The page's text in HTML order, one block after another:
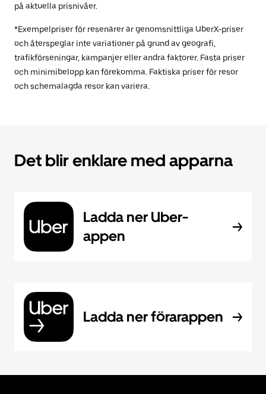
på aktuella prisnivåer.
*Exempelpriser för resenärer är genomsnittliga UberX-priser
och återspeglar inte variationer på grund av geografi,
trafikförseningar, kampanjer eller andra faktorer. Fasta priser
och minimibelopp kan förekomma. Faktiska priser för resor
och schemalagda resor kan variera.
Det blir enklare med apparna
Ladda ner Uber-
appen
Ladda ner förarappen